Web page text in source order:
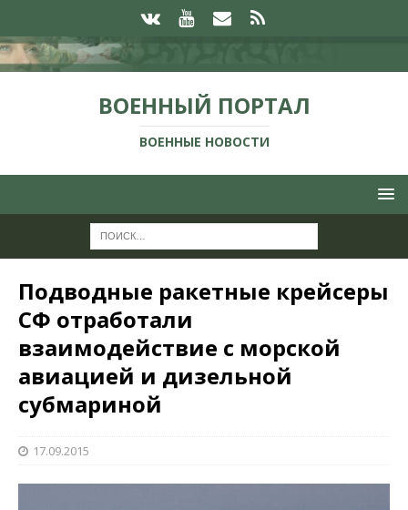
ВОЕННЫЙ ПОРТАЛ
ВОЕННЫЕ НОВОСТИ
Подводные ракетные крейсеры
СФ отработали
взаимодействие с морской
авиацией и дизельной
субмариной
17.09.2015